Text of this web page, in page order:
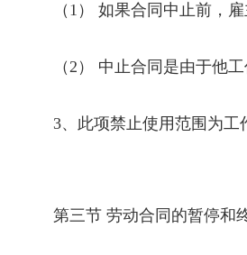
（ 1 ） 如果合同中止前，
（2 ） 中止合同是由于他工
3、此项禁止使用范围为工
第三节 劳动合同的暂停和